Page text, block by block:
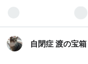
自閉症 渡の宝箱